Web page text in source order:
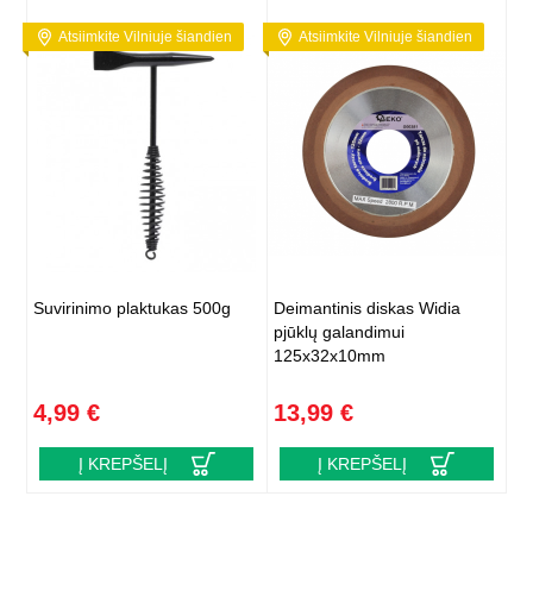
Atsiimkite Vilniuje šiandien
Suvirinimo plaktukas 500g
4,99 €
Į KREPŠELĮ
Atsiimkite Vilniuje šiandien
Deimantinis diskas Widia
pjūklų galandimui
125x32x10mm
13,99 €
Į KREPŠELĮ